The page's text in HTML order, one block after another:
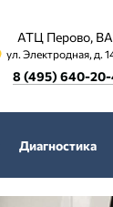
АТЦ Перово,
ул. Электродная, д.
8 (495) 640-
Диагностика